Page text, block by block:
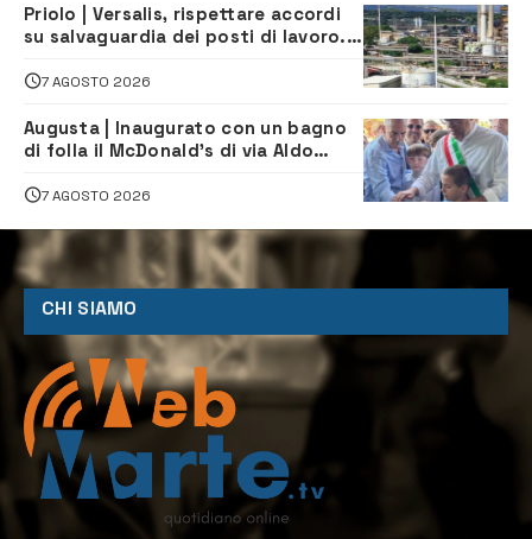
Priolo | Versalis, rispettare accordi
su salvaguardia dei posti di lavoro. Il
7 AGOSTO 2026
Augusta | Inaugurato con un bagno
di folla il McDonald’s di via Aldo
7 AGOSTO 2026
CHI SIAMO